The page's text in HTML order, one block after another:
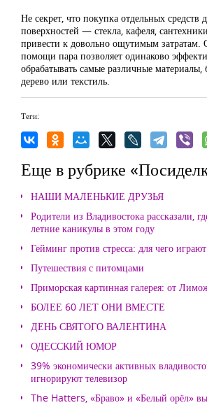
Не секрет, что покупка отдельных средств
поверхностей — стекла, кафеля,
привести к довольно ощутимым затратам.
помощи пара позволяет одинаково
обрабатывать самые различные материалы,
дерево или текстиль.
Теги:
Еще в рубрике
НАШИ МАЛЕНЬКИЕ ДРУЗЬЯ
Родители из Владивостока рассказали,
летние каникулы в этом году
Гейминг против стресса: для чего
Путешествия с питомцами
Приморская картинная галерея: от
БОЛЕЕ 60 ЛЕТ ОНИ ВМЕСТЕ
ДЕНЬ СВЯТОГО ВАЛЕНТИНА
ОДЕССКИЙ ЮМОР
39% экономически активных
игнорируют телевизор
The Hatters, «Браво» и «Белый орёл»